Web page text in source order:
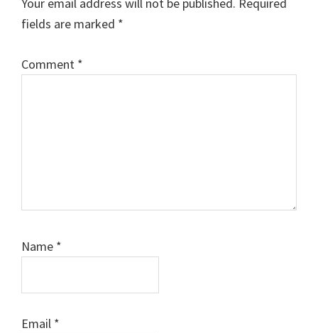
Your email address will not be published. Required
fields are marked *
Comment *
Name *
Email *